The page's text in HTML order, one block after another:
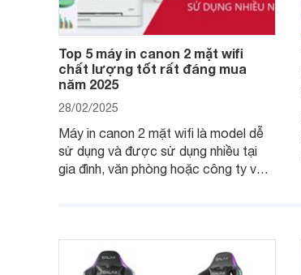
Top 5 máy in canon 2 mặt wifi
chất lượng tốt rất đáng mua
năm 2025
28/02/2025
Máy in canon 2 mặt wifi là model dễ
sử dụng và được sử dụng nhiều tại
gia đình, văn phòng hoặc công ty vừa